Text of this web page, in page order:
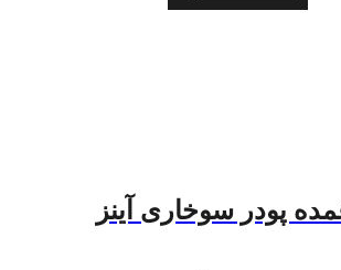
پودر سوخاری آینز